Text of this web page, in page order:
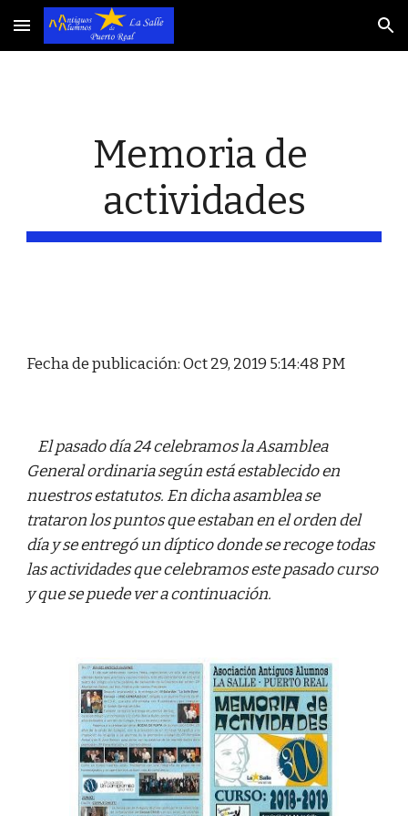
Skip to main content Skip to navigation
Memoria de
actividades
Fecha de publicación: Oct 29, 2019 5:14:48 PM
  El pasado día 24 celebramos la Asamblea
General ordinaria según está establecido en
nuestros estatutos. En dicha asamblea se
trataron los puntos que estaban en el orden del
día y se entregó un díptico donde se recoge todas
las actividades que celebramos este pasado curso
y que se puede ver a continuación.